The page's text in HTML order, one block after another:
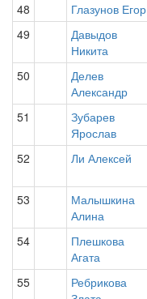
48 Глазунов Егор
49
Давыдов
Никита
50
Делев
Александр
51
Зубарев
Ярослав
52 Ли Алексей
53
Малышкина
Алина
54
Плешкова
Агата
55
Ребрикова